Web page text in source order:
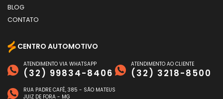
BLOG
CONTATO
CENTRO AUTOMOTIVO
ATENDIMENTO VIA WHATSAPP
(32) 99834-8406
ATENDIMENTO AO CLIENTE
(32) 3218-8500
RUA PADRE CAFÉ, 385 - SÃO MATEUS
JUIZ DE FORA - MG